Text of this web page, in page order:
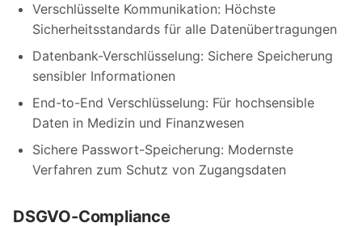
Verschlüsselte Kommunikation: Höchste
Sicherheitsstandards für alle Datenübertragungen
Datenbank-Verschlüsselung: Sichere Speicherung
sensibler Informationen
End-to-End Verschlüsselung: Für hochsensible
Daten in Medizin und Finanzwesen
Sichere Passwort-Speicherung: Modernste
Verfahren zum Schutz von Zugangsdaten
DSGVO-Compliance